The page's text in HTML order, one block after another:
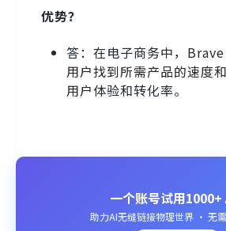
优势？
答：在电子商务中，
用户找到所需产品的速度
用户体验和转化率。
一个账号试用1000+
助力AI无缝链接物理世界 · 无